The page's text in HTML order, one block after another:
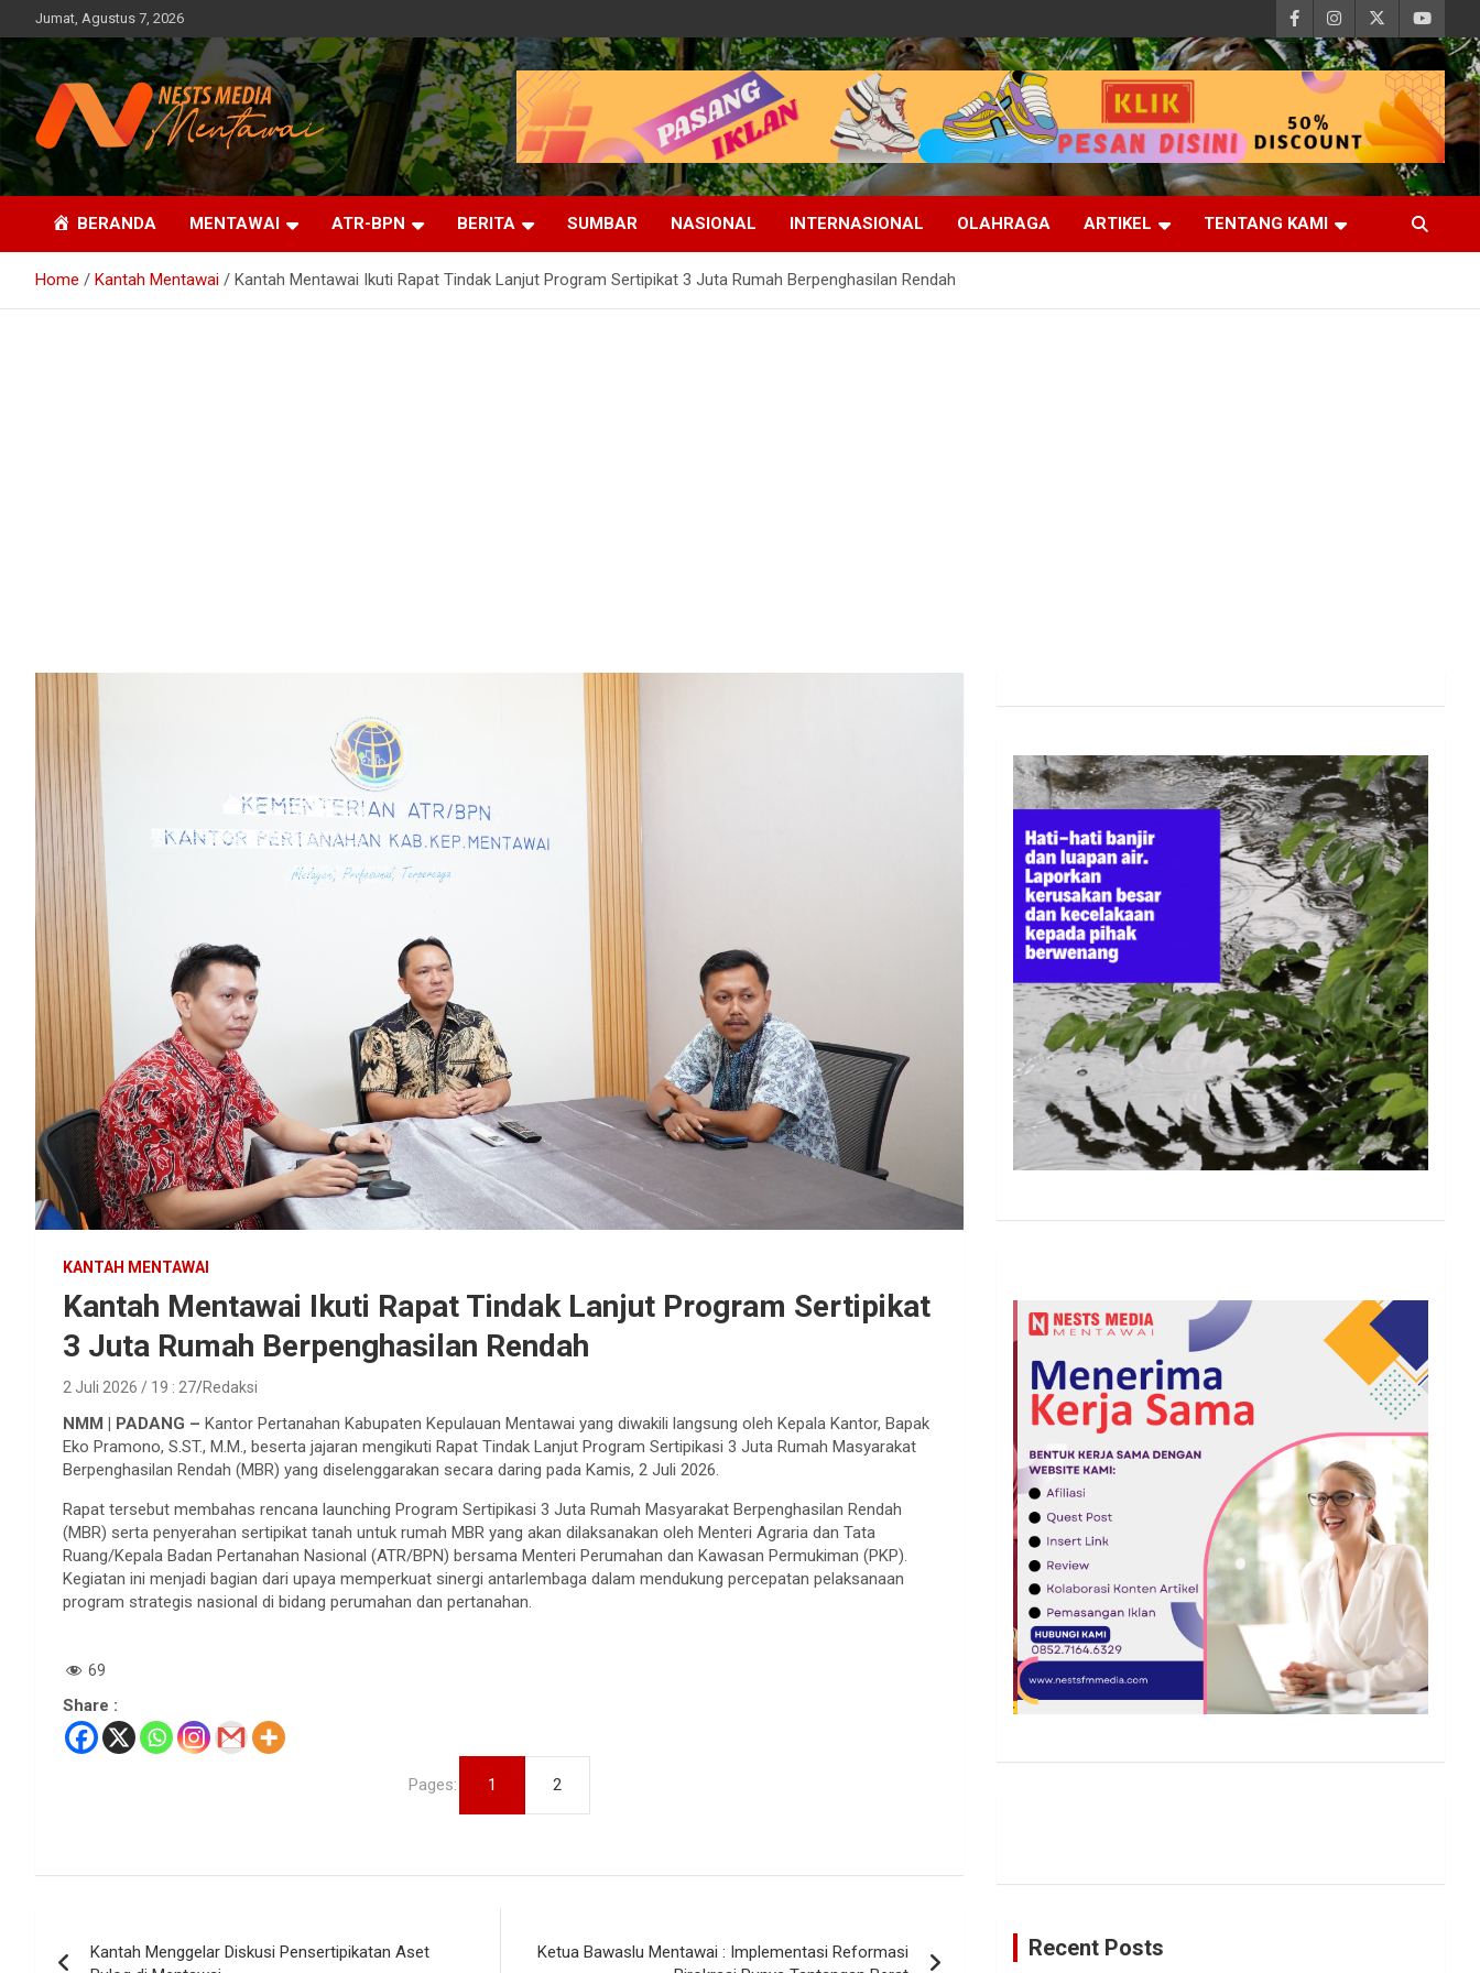
to
content
Jumat, Agustus 7, 2026
Nests Media Mentawai
Fakta, Profesional dan Independent
BERANDA MENTAWAI ATR-BPN BERITA SUMBAR NASIONAL INTERNASIONAL OLAHRAGA ARTIKEL TENTANG KAMI
Home Kantah Mentawai Kantah Mentawai Ikuti Rapat Tindak Lanjut Program Sertipikat 3 Juta Rumah Berpenghasilan Rendah
KANTAH MENTAWAI
Kantah Mentawai Ikuti Rapat Tindak Lanjut Program Sertipikat
3 Juta Rumah Berpenghasilan Rendah
2 Juli 2026 / 19 : 27 Redaksi
NMM | PADANG – Kantor Pertanahan Kabupaten Kepulauan Mentawai yang diwakili langsung oleh Kepala Kantor, Bapak
Eko Pramono, S.ST., M.M., beserta jajaran mengikuti Rapat Tindak Lanjut Program Sertipikasi 3 Juta Rumah Masyarakat
Berpenghasilan Rendah (MBR) yang diselenggarakan secara daring pada Kamis, 2 Juli 2026.
Rapat tersebut membahas rencana launching Program Sertipikasi 3 Juta Rumah Masyarakat Berpenghasilan Rendah
(MBR) serta penyerahan sertipikat tanah untuk rumah MBR yang akan dilaksanakan oleh Menteri Agraria dan Tata
Ruang/Kepala Badan Pertanahan Nasional (ATR/BPN) bersama Menteri Perumahan dan Kawasan Permukiman (PKP).
Kegiatan ini menjadi bagian dari upaya memperkuat sinergi antarlembaga dalam mendukung percepatan pelaksanaan
program strategis nasional di bidang perumahan dan pertanahan.
69
Share :
Pages: 1 2
Kantah Menggelar Diskusi Pensertipikatan Aset
Ketua Bawaslu Mentawai : Implementasi Reformasi
Recent Posts